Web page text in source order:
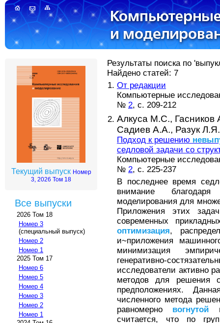
Текущий выпуск Номер
3, 2026 Том 18
Все выпуски
2026 Том 18
Номер 3
(специальный выпуск)
Номер 2
Номер 1
2025 Том 17
Номер 6
Номер 5
Номер 4
Номер 3
Номер 2
Номер 1
Результаты поиска по
Найдено статей: 7
От редакции
Компьютерные
№ 2, с. 209-212
Алкуса М.С.,
Садиев А.А., Разук Л.Я.
Подход к решению
седловой задачи со
Компьютерные
№ 2, с. 225-237
В последнее время
внимание
моделирования для
Приложения этих
современных
оптимизация,
и~приложения
минимизация
генеративно-
исследователи активно
методов для решения
предположениях.
численного метода
равномерно вогнутой
считается, что по